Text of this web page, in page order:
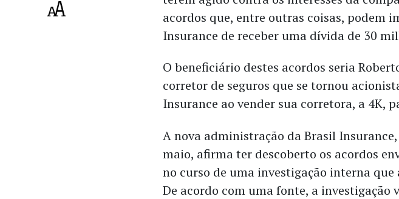
acordos que, entre outras coisas, podem
Insurance de receber uma dívida de 30
O beneficiário destes acordos seria
corretor de seguros que se tornou
Insurance ao vender sua corretora, a 4K,
A nova administração da Brasil
maio, afirma ter descoberto os acordos
no curso de uma investigação interna que
De acordo com uma fonte, a investigação